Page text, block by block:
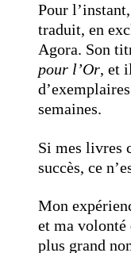
Pour
traduit, en
Agora. Son
pour l’Or, et
semaines.
Si mes livres
succès, ce
Mon
et ma volonté
plus grand